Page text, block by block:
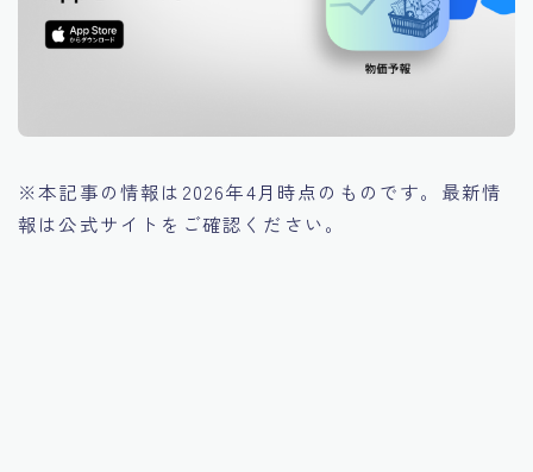
※本記事の情報は2026年4月時点のものです。最新情
報は公式サイトをご確認ください。